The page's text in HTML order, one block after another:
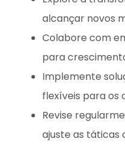
alcançar novos
Colabore com
para
Implemente
flexíveis para os
Revise
ajuste as táticas